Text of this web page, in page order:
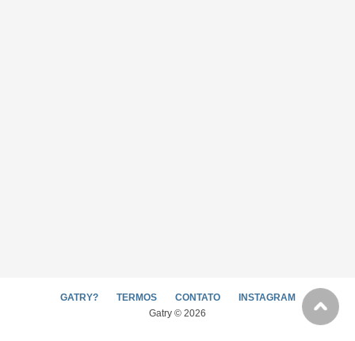
GATRY? TERMOS CONTATO
INSTAGRAM
Gatry © 2026